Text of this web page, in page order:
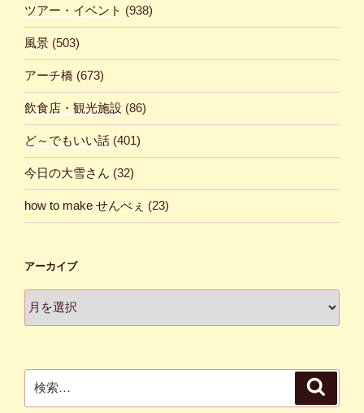
ツアー・イベント (938)
風景 (503)
アーチ橋 (673)
飲食店・観光施設 (86)
ど～でもいい話 (401)
今日の大雪さん (32)
how to make せんべぇ (23)
アーカイブ
ー
索: